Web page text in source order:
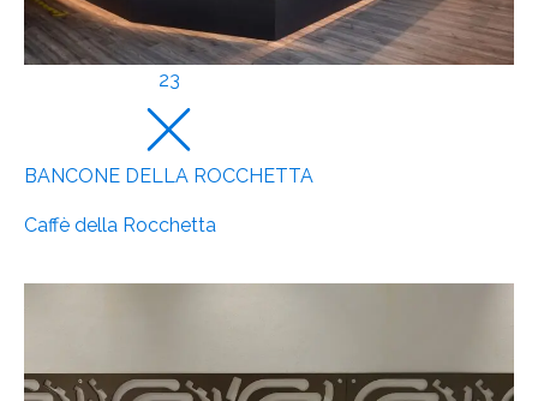
23
BANCONE DELLA ROCCHETTA
Caffè della Rocchetta